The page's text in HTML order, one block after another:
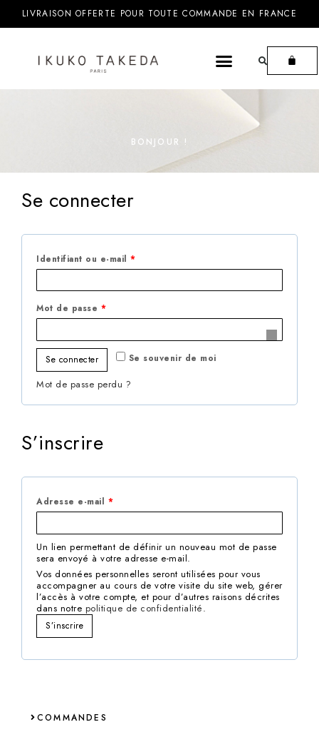
LIVRAISON OFFERTE POUR TOUTE COMMANDE EN FRANCE
BONJOUR !
Se connecter
Identifiant ou e-mail *
Mot de passe *
Se souvenir de moi
Se connecter
Mot de passe perdu ?
S’inscrire
Adresse e-mail *
Un lien permettant de définir un nouveau mot de passe
sera envoyé à votre adresse e-mail.
Vos données personnelles seront utilisées pour vous
accompagner au cours de votre visite du site web, gérer
l’accès à votre compte, et pour d’autres raisons décrites
dans notre politique de confidentialité.
S’inscrire
COMMANDES